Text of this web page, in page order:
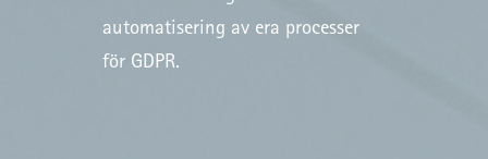
automatisering av era processer
för GDPR.